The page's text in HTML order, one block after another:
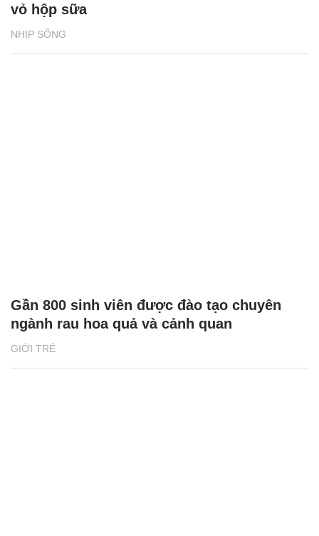
NHỊP SỐNG
vỏ hộp sữa
GIỚI TRẺ
Gần 800 sinh viên được đào tạo chuyên
ngành rau hoa quả và cảnh quan